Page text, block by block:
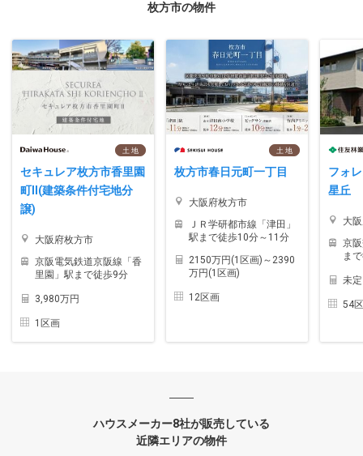
枚方市の物件
土 地
セキュレア枚方市香里園
町II(建築条件付宅地分
譲)
大阪府枚方市
京阪電気鉄道京阪線「香
里園」駅まで徒歩9分
3,980万円
1区画
土 地
枚方市春日元町一丁目
大阪府枚方市
ＪＲ学研都市線「津田」
駅まで徒歩10分～11分
2150万円(1区画)～2390
万円(1区画)
12区画
フォ
星丘
大
京
ま
未定
54
ハウスメーカー8社が販売している
近隣エリアの物件